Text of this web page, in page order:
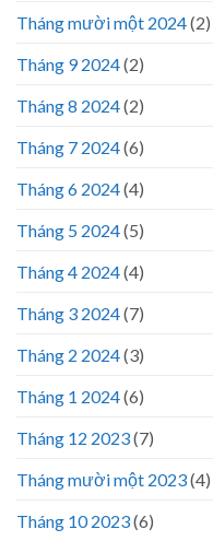
Tháng mười một 2024(2)
Tháng 9 2024(2)
Tháng 8 2024(2)
Tháng 7 2024(6)
Tháng 6 2024(4)
Tháng 5 2024(5)
Tháng 4 2024(4)
Tháng 3 2024(7)
Tháng 2 2024(3)
Tháng 1 2024(6)
Tháng 12 2023(7)
Tháng mười một 2023(4)
Tháng 10 2023(6)